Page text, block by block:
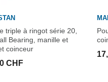
triple à ringot série 20,
Bearing, manille et
coinceur
CHF